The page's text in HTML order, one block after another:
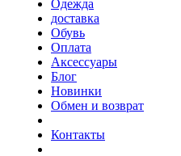
Одежда
доставка
Обувь
Оплата
Аксессуары
Блог
Новинки
Обмен и возврат
Контакты